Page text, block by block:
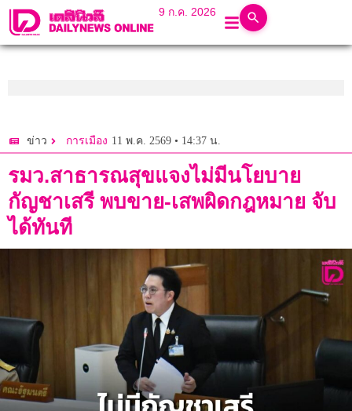
9 ก.ค. 2026
ข่าว การเมือง 11 พ.ค. 2569 • 14:37 น.
รมว.สาธารณสุขแจงไม่มีนโยบาย
กัญชาเสรี พบขาย-เสพผิดกฎหมาย จับ
ได้ทันที